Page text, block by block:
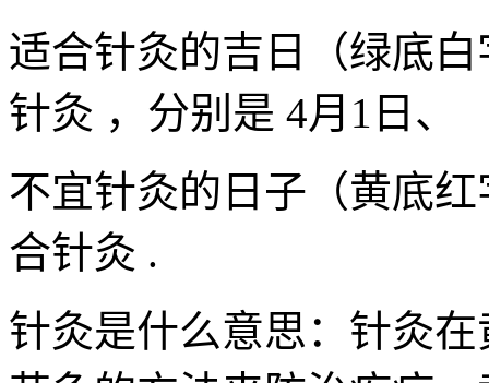
适合针灸的吉日（绿底白
针灸 ，分别是 4月1日、
不宜针灸的日子（黄底红
合针灸 .
针灸是什么意思：针灸